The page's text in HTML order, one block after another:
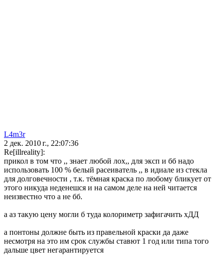
L4m3r
2 дек. 2010 г., 22:07:36
Re[illreality]:
прикол в том что ,, знает любой лох,, для эксп и бб надо
использовать 100 % белый расеиватель ,, в идиале из стекла
для долговечности , т.к. тёмная краска по любому бликует от
этого никуда неденешся и на самом деле на ней читается
неизвестно что а не бб.
а аз такую цену могли б туда колориметр зафигачить хДД
а понтоны должне быть из правельной краски да даже
несмотря на это им срок службы ставют 1 год или типа того
дальше цвет негарантируется